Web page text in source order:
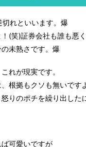
切れといいます。爆
(笑)証券会社も誰も悪く
未熟さです。爆
れが現実です。
根拠もクソも無いです
りのポチを繰り出した
可愛いですが